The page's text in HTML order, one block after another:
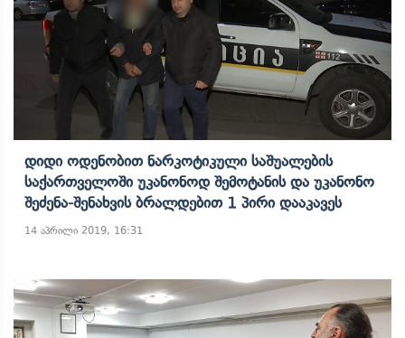
Დიდი Ოდენობით Ნარკოტიკული Საშუალების
Საქართველოში Უკანონოდ Შემოტანის Და Უკანონო
Შეძენა-Შენახვის Ბრალდებით 1 Პირი Დააკავეს
14 აპრილი 2019, 16:31